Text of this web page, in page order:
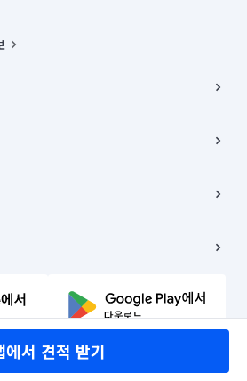
에서 견적 받기
구 율곡로 6(중학동, 트윈트리빌딩) B동 5층
수송동 율곡로 24, 7층, 8층 미소
무와 책임은 거래당사자에게 있습니다.
All Rights Reserved.